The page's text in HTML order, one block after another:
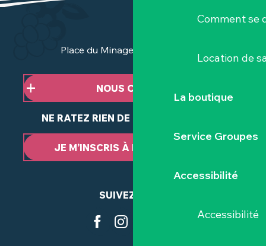
Comment se
Location de
La boutique
Service Groupes
Accessibilité
Accessibilité
Place du Minage - 44190 Clisson
NOUS CONTACTER
NE RATEZ RIEN DE NOTRE ACTUALITÉ
JE M’INSCRIS À LA NEWSLETTER
SUIVEZ-NOUS